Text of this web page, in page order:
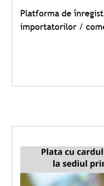
Platforma de
importatorilor /